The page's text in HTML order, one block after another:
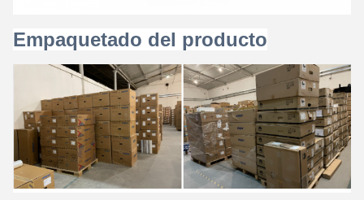
Empaquetado del producto